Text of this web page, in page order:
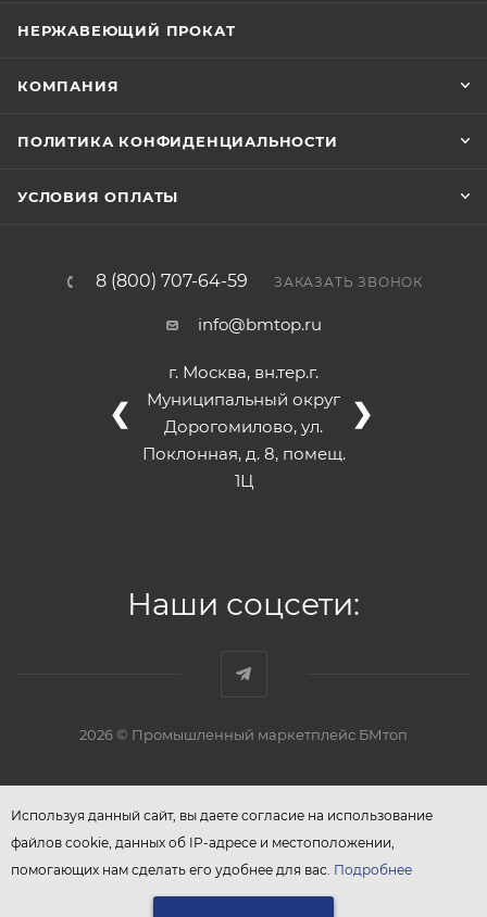
НЕРЖАВЕЮЩИЙ ПРОКАТ
КОМПАНИЯ
ПОЛИТИКА КОНФИДЕНЦИАЛЬНОСТИ
УСЛОВИЯ ОПЛАТЫ
8 (800) 707-64-59 ЗАКАЗАТЬ ЗВОНОК
info@bmtop.ru
г. Москва, вн.тер.г.
Муниципальный округ
Дорогомилово, ул.
Поклонная, д. 8, помещ.
1Ц
❮ ❯
Наши соцсети:
2026 © Промышленный маркетплейс БМтоп
Используя данный сайт, вы даете согласие на использование
файлов cookie, данных об IP-адресе и местоположении,
помогающих нам сделать его удобнее для вас. Подробнее